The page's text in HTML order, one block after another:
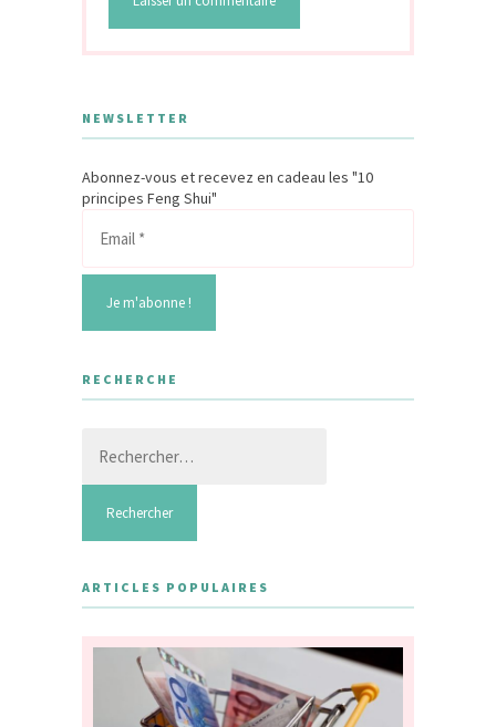
NEWSLETTER
Abonnez-vous et recevez en cadeau les "10
principes Feng Shui"
RECHERCHE
ARTICLES POPULAIRES